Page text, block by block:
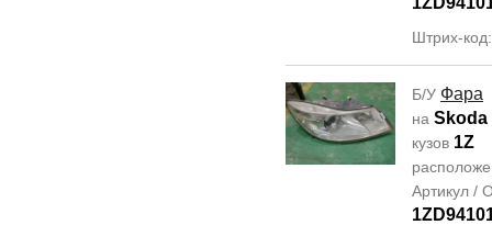
Штрих-
Б/У Фара
на Skoda
кузов 1Z
Артикул /